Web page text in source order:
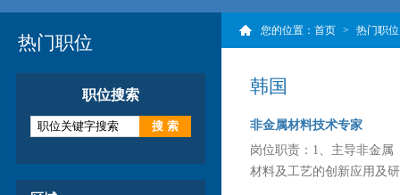
热门职位
职位搜索
您的位置： 首页 > 热门职位
韩国
非金属材料技术专家
岗位职责：1、主导非金
材料及工艺的创新应用及